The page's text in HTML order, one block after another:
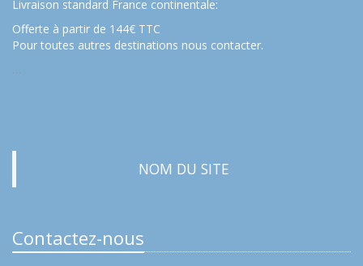
Livraison standard France continentale:
Offerte à partir de 144€ TTC
Pour toutes autres destinations nous contacter.
…
NOM DU SITE
Contactez-nous